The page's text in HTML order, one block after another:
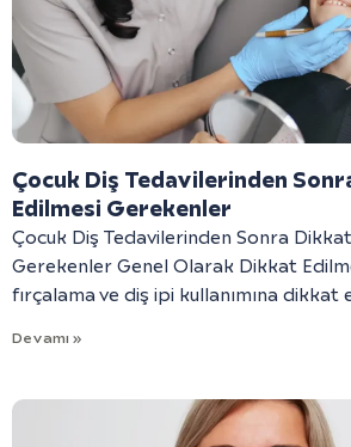
Çocuk Diş Tedavilerinden
Edilmesi Gerekenler
Çocuk Diş Tedavilerinden Sonra
Gerekenler Genel Olarak Dikkat
fırçalama ve diş ipi kullanımına dikkat
Devamı »